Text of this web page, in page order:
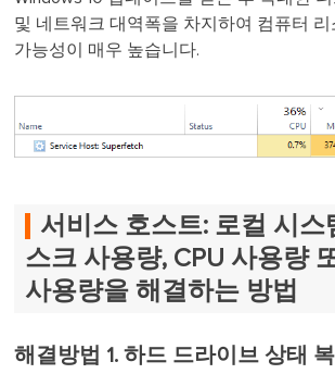
및 네트워크 대역폭을 차지하여 컴퓨터
가능성이 매우 높습니다.
서비스 호스트: 로컬 시스
스크 사용량, CPU 사용량
사용량을 해결하는 방법
해결방법 1. 하드 드라이브 상태